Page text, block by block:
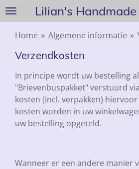
Ga
direct
naar
hoofdinhoud
Lilian's
Home » Algemene informatie »
Verzendkosten
In principe wordt uw bestelling
"Brievenbuspakket" verstuurd
kosten (incl. verpakken) hiervoor
kosten worden in uw
uw bestelling opgeteld.
Wanneer er een andere manier